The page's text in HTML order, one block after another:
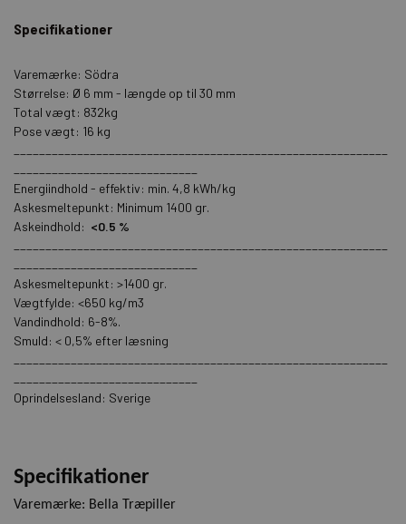
Specifikationer
Varemærke: Södra
Størrelse: Ø 6 mm - længde op til 30 mm
Total vægt: 832kg
Pose vægt: 16 kg
Energiindhold - effektiv: min. 4,8 kWh/kg
Askesmeltepunkt: Minimum 1400 gr.
Askeindhold: <0.5 %
Askesmeltepunkt: >1400 gr.
Vægtfylde: <650 kg/m3
Vandindhold: 6-8%.
Smuld: < 0,5% efter læsning
Oprindelsesland: Sverige
Specifikationer
Varemærke: Bella Træpiller